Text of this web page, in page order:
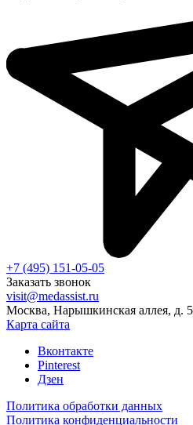
+7 (495) 151-05-05
Заказать звонок
visit@medassist.ru
Москва, Нарышкинская аллея, д.
Карта сайта
Вконтакте
Pinterest
Дзен
Политика обработки данных
Политика конфиденциальности